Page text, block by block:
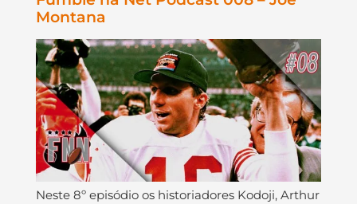
Montana
Neste 8º episódio os historiadores Kodoji, Arthur